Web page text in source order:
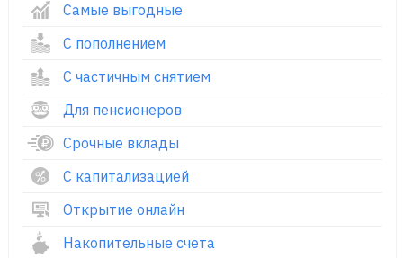
Самые выгодные
С пополнением
С частичным снятием
Для пенсионеров
Срочные вклады
С капитализацией
Открытие онлайн
Накопительные счета